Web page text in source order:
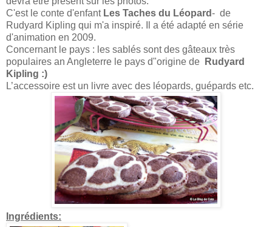
C'est le conte d'enfant Les Taches du Léopard- de
Rudyard Kipling qui m'a inspiré. Il a été adapté en série
d'animation en 2009.
Concernant le pays : les sablés sont des gâteaux très
populaires an Angleterre le pays d"origine de
Rudyard
Kipling :)
L’accessoire est un livre avec des léopards, guépards etc.
Ingrédients: